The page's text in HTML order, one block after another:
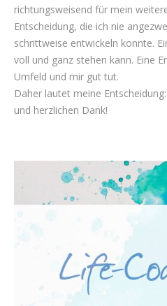
richtungsweisend für mein
Entscheidung, die ich nie
schrittweise entwickeln konnte.
voll und ganz stehen kann. Eine
Umfeld und mir gut tut.
Daher lautet meine
und herzlichen Dank!